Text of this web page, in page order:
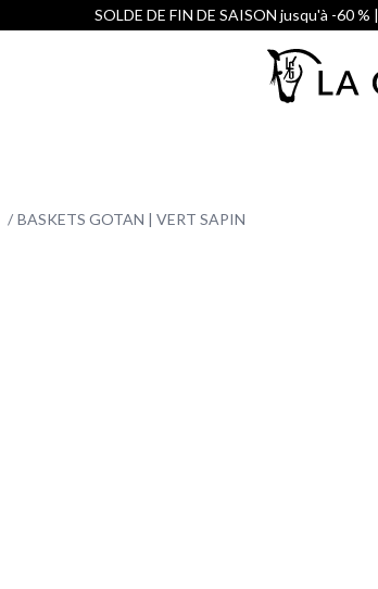
SOLDE DE FIN DE SAISON jusqu'à -60 % |
BASKETS GOTAN | VERT SAPIN